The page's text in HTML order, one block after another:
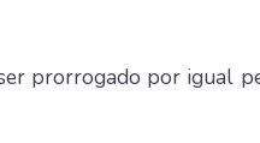
prorrogado por igual